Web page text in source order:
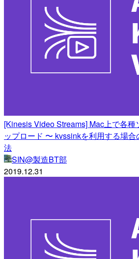
[Kinesis Video Streams] Mac上で各
ップロード 〜 kvssinkを利用する場
法
SIN@製造BT部
2019.12.31